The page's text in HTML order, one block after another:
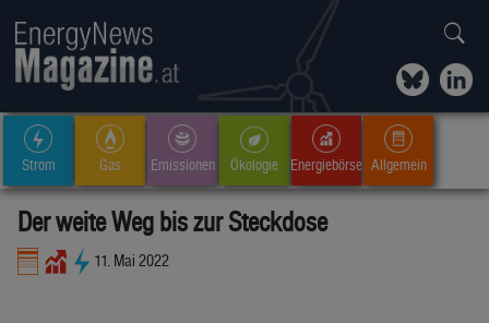
Strom Gas Emissionen Ökologie Energiebörse Allgemein
Der weite Weg bis zur Steckdose
11. Mai 2022